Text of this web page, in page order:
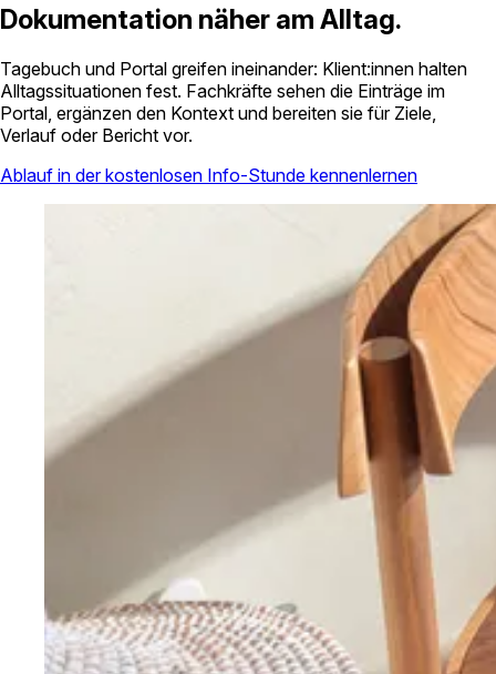
Dokumentation näher am Alltag.
Tagebuch und Portal greifen ineinander: Klient:innen halten
Alltagssituationen fest. Fachkräfte sehen die Einträge im
Portal, ergänzen den Kontext und bereiten sie für Ziele,
Verlauf oder Bericht vor.
Ablauf in der kostenlosen Info-Stunde kennenlernen